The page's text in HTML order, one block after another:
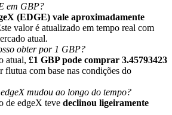
para receber recompensas em dinheiro
em GBP?
(EDGE) vale aproximadamente
valor é atualizado em tempo real com
atual.
obter por 1 GBP?
atual, £1 GBP pode comprar 3.45793423
flutua com base nas condições do
mudou ao longo do tempo?
de edgeX teve declinou ligeiramente